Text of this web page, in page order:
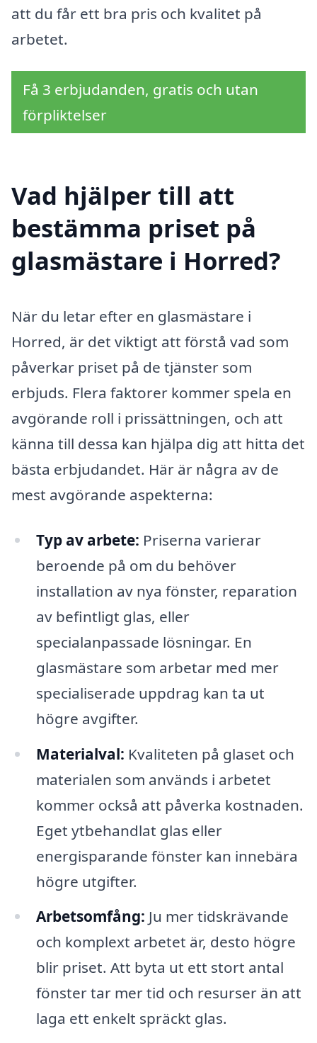
att du får ett bra pris och kvalitet på
arbetet.
Få 3 erbjudanden, gratis och utan
förpliktelser
Vad hjälper till att
bestämma priset på
glasmästare i Horred?
När du letar efter en glasmästare i
Horred, är det viktigt att förstå vad som
påverkar priset på de tjänster som
erbjuds. Flera faktorer kommer spela en
avgörande roll i prissättningen, och att
känna till dessa kan hjälpa dig att hitta det
bästa erbjudandet. Här är några av de
mest avgörande aspekterna:
Typ av arbete: Priserna varierar
beroende på om du behöver
installation av nya fönster, reparation
av befintligt glas, eller
specialanpassade lösningar. En
glasmästare som arbetar med mer
specialiserade uppdrag kan ta ut
högre avgifter.
Materialval: Kvaliteten på glaset och
materialen som används i arbetet
kommer också att påverka kostnaden.
Eget ytbehandlat glas eller
energisparande fönster kan innebära
högre utgifter.
Arbetsomfång: Ju mer tidskrävande
och komplext arbetet är, desto högre
blir priset. Att byta ut ett stort antal
fönster tar mer tid och resurser än att
laga ett enkelt spräckt glas.